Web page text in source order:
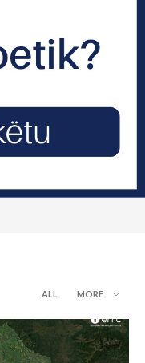
ALL MORE